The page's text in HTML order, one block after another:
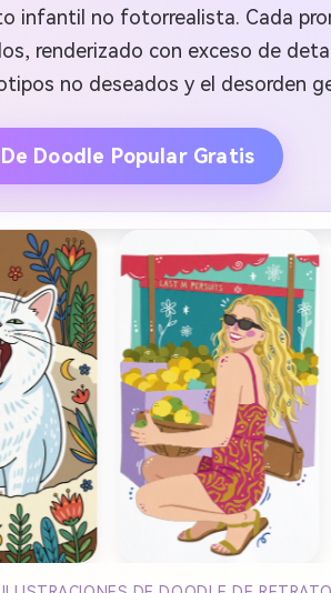
infantil no fotorrealista. Cada
renderizado con exceso de
no deseados y el desorden
Doodle Popular Gratis